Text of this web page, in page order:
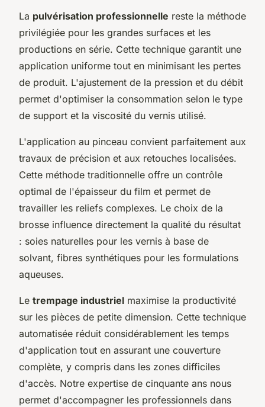
La pulvérisation professionnelle reste la méthode
privilégiée pour les grandes surfaces et les
productions en série. Cette technique garantit une
application uniforme tout en minimisant les pertes
de produit. L'ajustement de la pression et du débit
permet d'optimiser la consommation selon le type
de support et la viscosité du vernis utilisé.
L'application au pinceau convient parfaitement aux
travaux de précision et aux retouches localisées.
Cette méthode traditionnelle offre un contrôle
optimal de l'épaisseur du film et permet de
travailler les reliefs complexes. Le choix de la
brosse influence directement la qualité du résultat
: soies naturelles pour les vernis à base de
solvant, fibres synthétiques pour les formulations
aqueuses.
Le trempage industriel maximise la productivité
sur les pièces de petite dimension. Cette technique
automatisée réduit considérablement les temps
d'application tout en assurant une couverture
complète, y compris dans les zones difficiles
d'accès. Notre expertise de cinquante ans nous
permet d'accompagner les professionnels dans